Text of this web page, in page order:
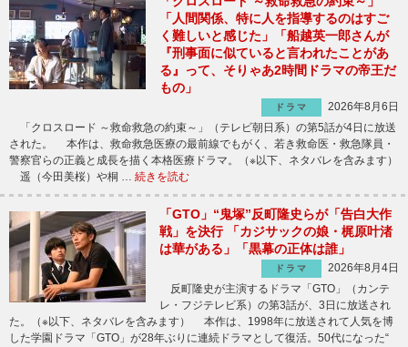
「人間関係、特に人を指導するのはすご
く難しいと感じた」「船越英一郎さんが
『刑事面に似ていると言われたことがあ
る』って、そりゃあ2時間ドラマの帝王だ
もの」
ドラマ
2026年8月6日
「クロスロード ～救命救急の約束～」（テレビ朝日系）の第5話が4日に放送
された。 本作は、救命救急医療の最前線でもがく、若き救命医・救急隊員・
警察官らの正義と成長を描く本格医療ドラマ。（※以下、ネタバレを含みます）
遥（今田美桜）や桐 … 続きを読む
「GTO」“鬼塚”反町隆史らが「告白大作
戦」を決行 「カジサックの娘・梶原叶渚
は華がある」「黒幕の正体は誰」
ドラマ
2026年8月4日
反町隆史が主演するドラマ「GTO」（カンテ
レ・フジテレビ系）の第3話が、3日に放送され
た。（※以下、ネタバレを含みます） 本作は、1998年に放送されて人気を博
した学園ドラマ「GTO」が28年ぶりに連続ドラマとして復活。50代になった“